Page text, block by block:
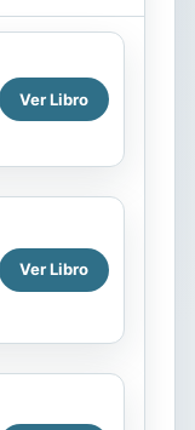
Ver Libro
Ver Libro